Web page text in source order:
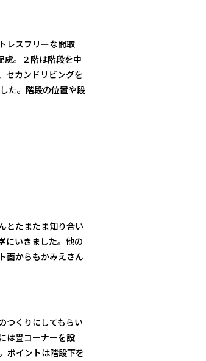
レスフリーな間取
。２階は階段を中
セカンドリビングを
た。階段の位置や段
とたまたま知り合い
にいきました。他の
面からもかみえさん
つくりにしてもらい
は畳コーナーを設
ポイントは階段下を